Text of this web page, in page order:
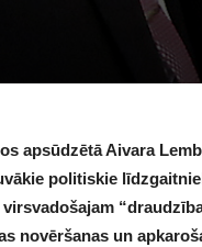
apsūdzētā Aivara
politiskie
novēršanas un